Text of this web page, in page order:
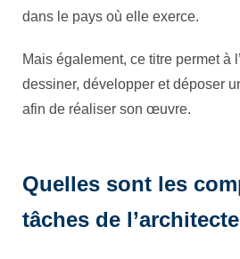
dans le pays où elle exerce.
Mais également, ce titre permet à
dessiner, développer et déposer
afin de réaliser son œuvre.
Quelles sont les
tâches de